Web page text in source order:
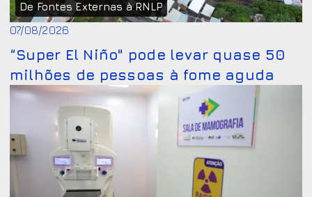
De Fontes Externas à RNLP
07/08/2026
“Super El Niño" pode levar quase 50
milhões de pessoas à fome aguda